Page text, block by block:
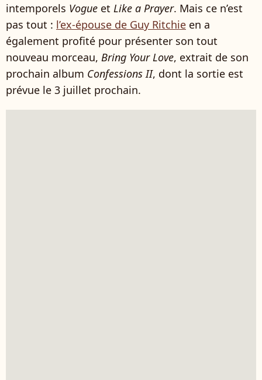
intemporels Vogue et Like a Prayer. Mais ce n’est
pas tout : l’ex-épouse de Guy Ritchie en a
également profité pour présenter son tout
nouveau morceau, Bring Your Love, extrait de son
prochain album Confessions II, dont la sortie est
prévue le 3 juillet prochain.